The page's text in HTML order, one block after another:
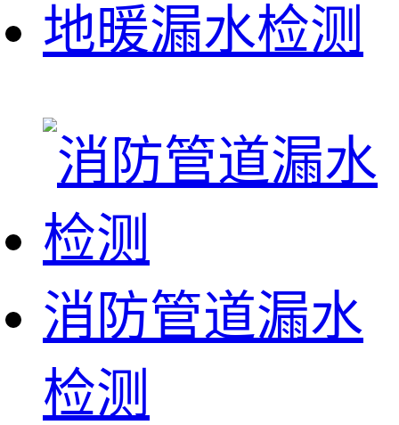
地暖漏水检测
消防管道漏水
检测